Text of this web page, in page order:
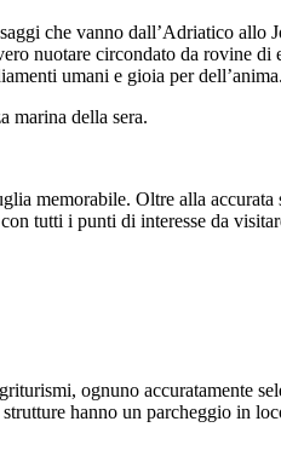
che vanno dall’Adriatico
nuotare circondato da rovine
umani e gioia per dell’anima.
marina della sera.
memorabile. Oltre alla
tutti i punti di interesse da
ognuno accuratamente
hanno un parcheggio in